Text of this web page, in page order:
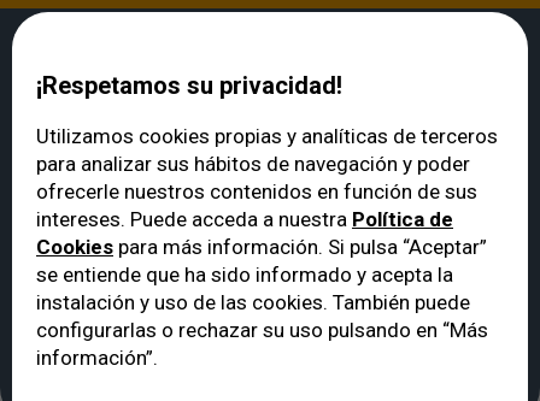
VERTE
¿Eres miope? Por qué deberías revisar tu vista aunque
veas bien con gafas o lentillas
¿Eres miope? Por qué
deberías revisar tu
vista aunque veas bien
con gafas o lentillas
¡Respetamos su privacidad!
Utilizamos cookies propias y analíticas de terceros
para analizar sus hábitos de navegación y poder
ofrecerle nuestros contenidos en función de sus
intereses. Puede acceda a nuestra Política de
Cookies para más información. Si pulsa “Aceptar”
se entiende que ha sido informado y acepta la
instalación y uso de las cookies. También puede
configurarlas o rechazar su uso pulsando en “Más
información”.